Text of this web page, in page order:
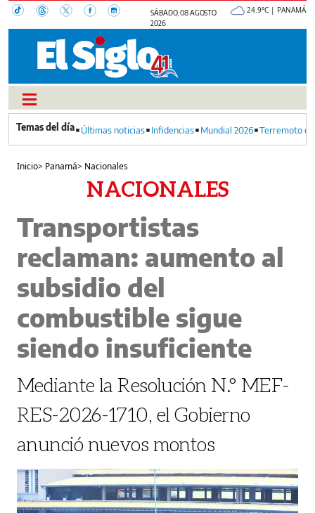
SÁBADO, 08 AGOSTO
2026
24.9°C | PANAMÁ
Últimas noticias Infidencias Mundial 2026 Terremoto
Inicio> Panamá> Nacionales
NACIONALES
Transportistas
reclaman: aumento al
subsidio del
combustible sigue
siendo insuficiente
Mediante la Resolución N.° MEF-
RES-2026-1710, el Gobierno
anunció nuevos montos